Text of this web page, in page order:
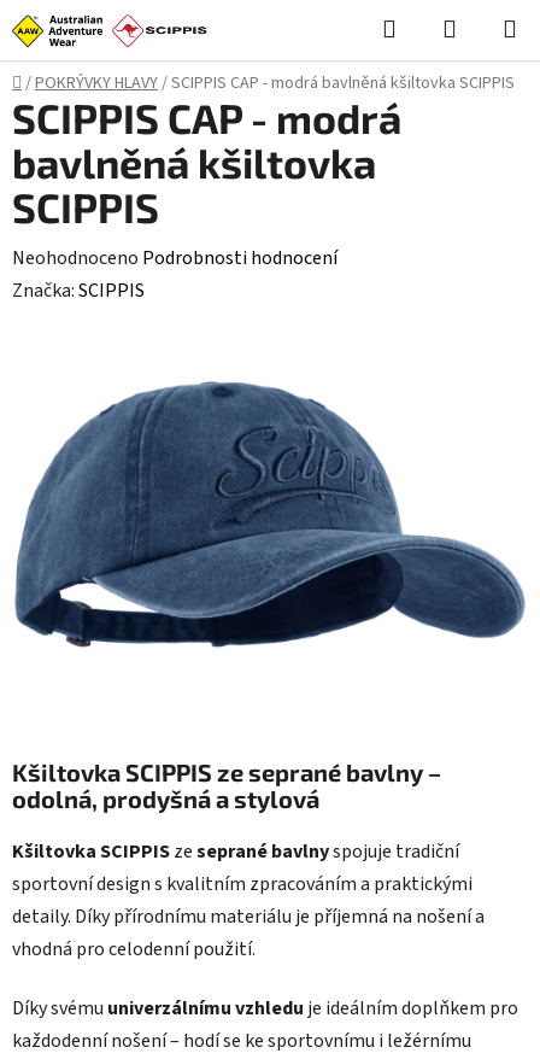
Přejít
na
obsah
Hledat
KOŠÍK
Domů
/POKRÝVKY HLAVY/SCIPPIS CAP - modrá bavlněná kšiltovka SCIPPIS
Kšiltovka SCIPPIS ze seprané bavlny –
odolná, prodyšná a stylová
Kšiltovka SCIPPISzeseprané bavlnyspojuje tradiční
sportovní design s kvalitním zpracováním a praktickými
detaily. Díky přírodnímu materiálu je příjemná na nošení a
vhodná pro celodenní použití.
Díky svému univerzálnímu vzhledu je ideálním doplňkem pro
každodenní nošení – hodí se ke sportovnímu i ležérnímu
SCIPPIS CAP - modrá
bavlněná kšiltovka
SCIPPIS
Průměrné
hodnocení
hvězdiček.
Neohodnoceno Podrobnosti hodnocení
Značka:SCIPPIS